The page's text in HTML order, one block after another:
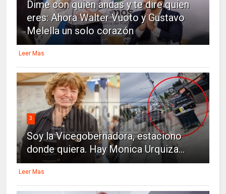
Dime con quien andas y te dire quien
eres: Ahora Walter Vuoto y Gustavo
Melella un solo corazón
Leer Mas
3
Soy la Vicegobernadora, estaciono
donde quiera. Hay Monica Urquiza...
Leer Mas